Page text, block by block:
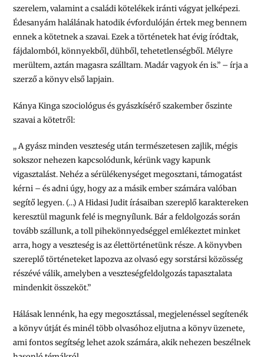
szerelem, valamint a családi kötelékek iránti vágyat jelképezi.
Édesanyám halálának hatodik évfordulóján értek meg bennem
ennek a kötetnek a szavai. Ezek a történetek hat évig íródtak,
fájdalomból, könnyekből, dühből, tehetetlenségből. Mélyre
merültem, aztán magasra szálltam. Madár vagyok én is.” – írja a
szerző a könyv első lapjain.
Kánya Kinga szociológus és gyászkísérőszakember őszinte
szavai a kötetről:
,, A gyász minden veszteség után természetesen zajlik, mégis
sokszor nehezen kapcsolódunk, kérünk vagy kapunk
vigasztalást. Nehéz a sérülékenységet megosztani, támogatást
kérni – és adni úgy, hogy az a másik ember számára valóban
segítő legyen. (…) A Hidasi Judit írásaiban szereplő karaktereken
keresztül magunk felé is megnyílunk. Bár a feldolgozás során
tovább szállunk, a toll pihekönnyedséggel emlékeztet minket
arra, hogy a veszteség is az élettörténetünk része. A könyvben
szereplő történeteket lapozva az olvasó egy sorstársi közösség
részévé válik, amelyben a veszteségfeldolgozás tapasztalata
mindenkit összeköt.”
Hálásak lennénk, ha egy megosztással, megjelenéssel segítenék
a könyv útját és minél több olvasóhoz eljutna a könyv üzenete,
ami fontos segítség lehet azok számára, akik nehezen beszélnek